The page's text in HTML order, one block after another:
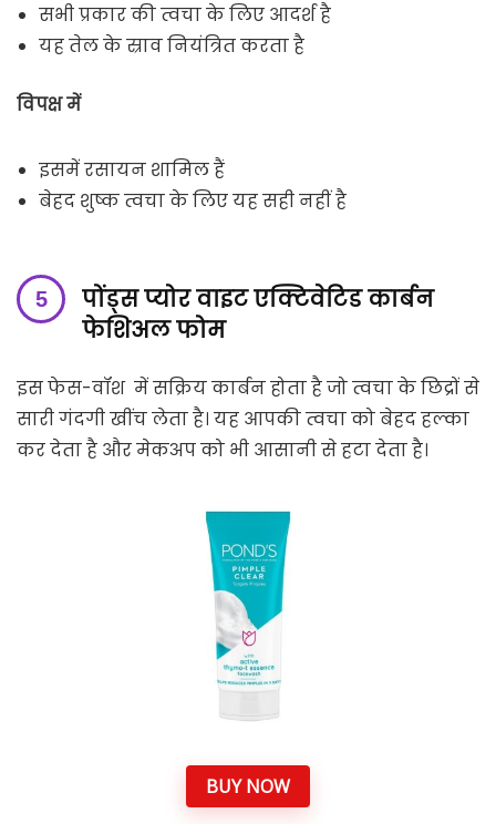
सभी प्रकार की त्वचा के लिए आदर्श है
यह तेल के स्राव नियंत्रित करता है
विपक्ष में
इसमें रसायन शामिल हैं
बेहद शुष्क त्वचा के लिए यह सही नहीं है
पोंड्स प्योर वाइट एक्टिवेटिड कार्बन
फेशिअल फोम
इस फेस-वॉश में सक्रिय कार्बन होता है जो त्वचा के छिद्रों से
सारी गंदगी खींच लेता है। यह आपकी त्वचा को बेहद हल्का
कर देता है और मेकअप को भी आसानी से हटा देता है।
BUY NOW